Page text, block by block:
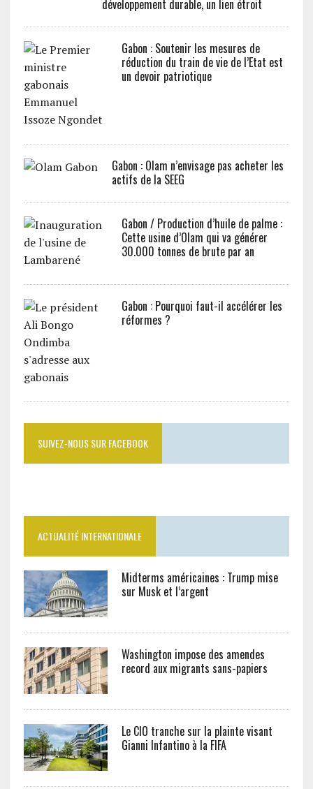
développement durable, un lien étroit
Gabon : Soutenir les mesures de
réduction du train de vie de l’Etat est
un devoir patriotique
Gabon : Olam n’envisage pas acheter les
actifs de la SEEG
Gabon / Production d’huile de palme :
Cette usine d’Olam qui va générer
30.000 tonnes de brute par an
Gabon : Pourquoi faut-il accélérer les
réformes ?
SUIVEZ-NOUS SUR FACEBOOK
ACTUALITÉ INTERNATIONALE
Midterms américaines : Trump mise
sur Musk et l’argent
Washington impose des amendes
record aux migrants sans-papiers
Le CIO tranche sur la plainte visant
Gianni Infantino à la FIFA